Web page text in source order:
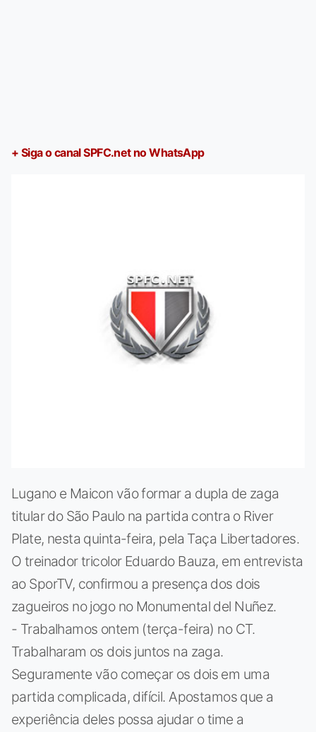
+ Siga o canal SPFC.net no WhatsApp
Lugano e Maicon vão formar a dupla de zaga
titular do São Paulo na partida contra o River
Plate, nesta quinta-feira, pela Taça Libertadores.
O treinador tricolor Eduardo Bauza, em entrevista
ao SporTV, confirmou a presença dos dois
zagueiros no jogo no Monumental del Nuñez.
- Trabalhamos ontem (terça-feira) no CT.
Trabalharam os dois juntos na zaga.
Seguramente vão começar os dois em uma
partida complicada, difícil. Apostamos que a
experiência deles possa ajudar o time a